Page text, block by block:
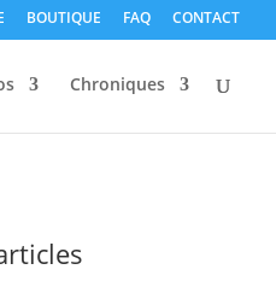
BOUTIQUE FAQ CONTACT
Chroniques